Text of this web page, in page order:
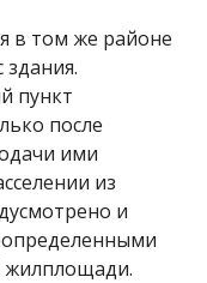
в том же районе
здания.
пункт
после
ими
из
и
жилплощади.